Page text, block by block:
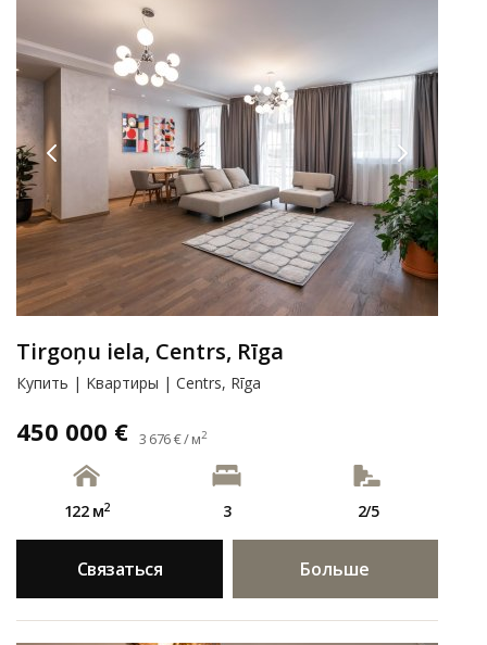
Tirgoņu iela, Centrs, Rīga
Купить | Kвартиры | Centrs, Rīga
450 000 € 3 676 € / м2
122 м2 3 2/5
Связаться Больше